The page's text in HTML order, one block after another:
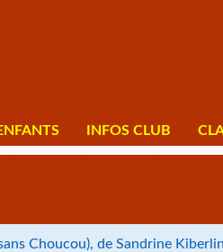
INFOS CLUB
Choucou), de Sandrine